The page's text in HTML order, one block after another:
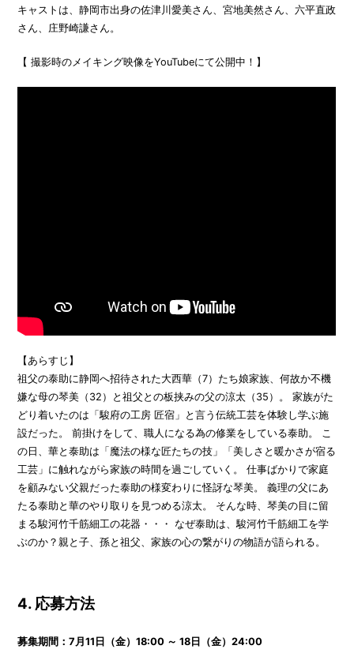
キャストは、静岡市出身の佐津川愛美さん、宮地美然さん、六平直政
さん、庄野崎謙さん。
【 撮影時のメイキング映像をYouTubeにて公開中！】
【あらすじ】
祖父の泰助に静岡へ招待された大西華（7）たち娘家族、何故か不機
嫌な母の琴美（32）と祖父との板挟みの父の涼太（35）。 家族がた
どり着いたのは「駿府の工房 匠宿」と言う伝統工芸を体験し学ぶ施
設だった。 前掛けをして、職人になる為の修業をしている泰助。 こ
の日、華と泰助は「魔法の様な匠たちの技」「美しさと暖かさが宿る
工芸」に触れながら家族の時間を過ごしていく。 仕事ばかりで家庭
を顧みない父親だった泰助の様変わりに怪訝な琴美。 義理の父にあ
たる泰助と華のやり取りを見つめる涼太。 そんな時、琴美の目に留
まる駿河竹千筋細工の花器・・・ なぜ泰助は、駿河竹千筋細工を学
ぶのか？親と子、孫と祖父、家族の心の繋がりの物語が語られる。
4. 応募方法
募集期間：7月11日（金）18:00 ～ 18日（金）24:00